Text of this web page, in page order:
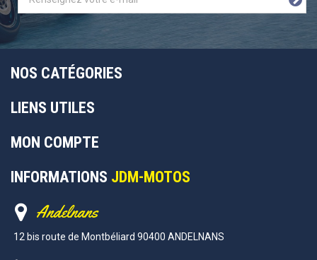
NOS CATÉGORIES
LIENS UTILES
MON COMPTE
INFORMATIONS JDM-MOTOS
Andelnans
12 bis route de Montbéliard 90400 ANDELNANS